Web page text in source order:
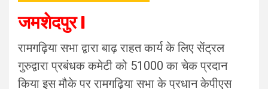
जमशेदपुर l
रामगढ़िया सभा द्वारा बाढ़ राहत कार्य के लिए सेंट्रल
गुरुद्वारा प्रबंधक कमेटी को 51000 का चेक प्रदान
किया इस मौके पर रामगढ़िया सभा के प्रधान केपीएस